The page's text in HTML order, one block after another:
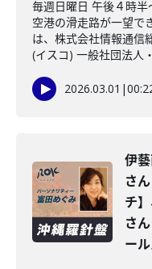
毎週日曜日 午後４時
空港の滑走路が一望で
は、株式会社情報通信
(イスコ) 一般社団法人
2026.03.01 |
伊
さ
チ
さ
ー